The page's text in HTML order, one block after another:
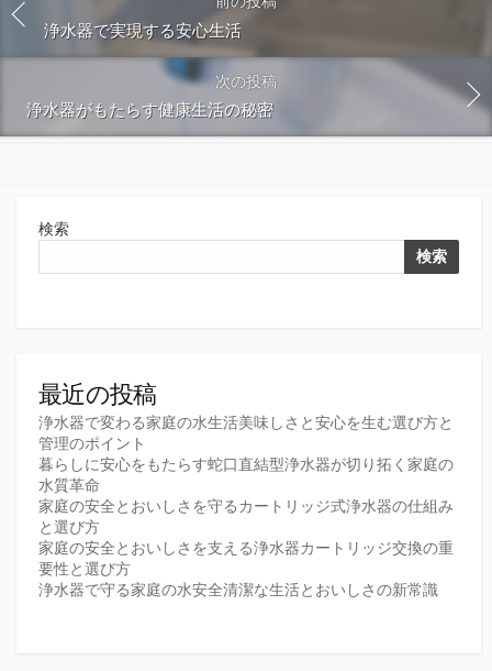
浄水器で実現する安心生活
次の投稿
浄水器がもたらす健康生活の秘密
検索
検索
最近の投稿
浄水器で変わる家庭の水生活美味しさと安心を生む選び方と
管理のポイント
暮らしに安心をもたらす蛇口直結型浄水器が切り拓く家庭の
水質革命
家庭の安全とおいしさを守るカートリッジ式浄水器の仕組み
と選び方
家庭の安全とおいしさを支える浄水器カートリッジ交換の重
要性と選び方
浄水器で守る家庭の水安全清潔な生活とおいしさの新常識